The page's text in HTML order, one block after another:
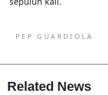
PEP GUARDIOLA
Related News